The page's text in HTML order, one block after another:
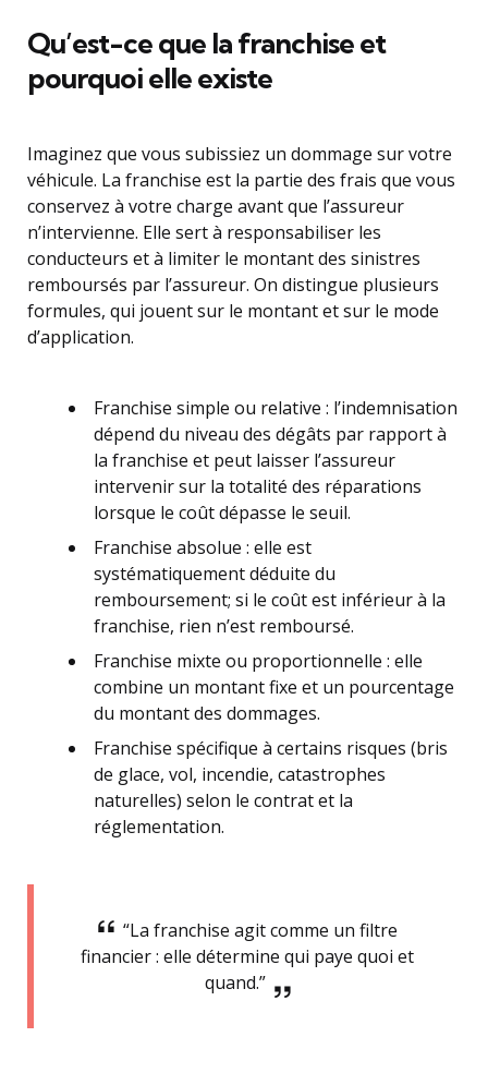
Qu’est-ce que la franchise et
pourquoi elle existe
Imaginez que vous subissiez un dommage sur votre
véhicule. La franchise est la partie des frais que vous
conservez à votre charge avant que l’assureur
n’intervienne. Elle sert à responsabiliser les
conducteurs et à limiter le montant des sinistres
remboursés par l’assureur. On distingue plusieurs
formules, qui jouent sur le montant et sur le mode
d’application.
Franchise simple ou relative : l’indemnisation
dépend du niveau des dégâts par rapport à
la franchise et peut laisser l’assureur
intervenir sur la totalité des réparations
lorsque le coût dépasse le seuil.
Franchise absolue : elle est
systématiquement déduite du
remboursement; si le coût est inférieur à la
franchise, rien n’est remboursé.
Franchise mixte ou proportionnelle : elle
combine un montant fixe et un pourcentage
du montant des dommages.
Franchise spécifique à certains risques (bris
de glace, vol, incendie, catastrophes
naturelles) selon le contrat et la
réglementation.
“La franchise agit comme un filtre
financier : elle détermine qui paye quoi et
quand.”